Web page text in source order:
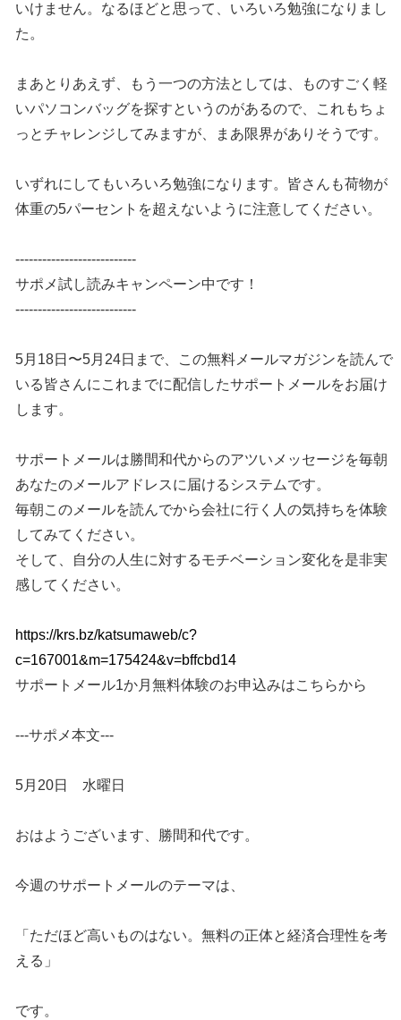
いけません。なるほどと思って、いろいろ勉強になりまし
た。
まあとりあえず、もう一つの方法としては、ものすごく軽
いパソコンバッグを探すというのがあるので、これもちょ
っとチャレンジしてみますが、まあ限界がありそうです。
いずれにしてもいろいろ勉強になります。皆さんも荷物が
体重の5パーセントを超えないように注意してください。
---------------------------
サポメ試し読みキャンペーン中です！
---------------------------
5月18日〜5月24日まで、この無料メールマガジンを読んで
いる皆さんにこれまでに配信したサポートメールをお届け
します。
サポートメールは勝間和代からのアツいメッセージを毎朝
あなたのメールアドレスに届けるシステムです。
毎朝このメールを読んでから会社に行く人の気持ちを体験
してみてください。
そして、自分の人生に対するモチベーション変化を是非実
感してください。
https://krs.bz/katsumaweb/c?
c=167001&m=175424&v=bffcbd14
サポートメール1か月無料体験のお申込みはこちらから
---サポメ本文---
5月20日 水曜日
おはようございます、勝間和代です。
今週のサポートメールのテーマは、
「ただほど高いものはない。無料の正体と経済合理性を考
える」
です。